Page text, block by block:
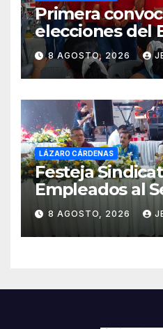
Primera
elecciones del
Ocampo en
el domingo
8 AGOSTO, 2026
LÁZARO CÁRDENAS
Festeja
Empleados al
Ayuntamiento
Empleado
8 AGOSTO, 2026